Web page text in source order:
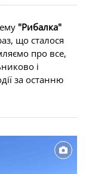
"Рибалка"
що сталося
про все,
і
за останню